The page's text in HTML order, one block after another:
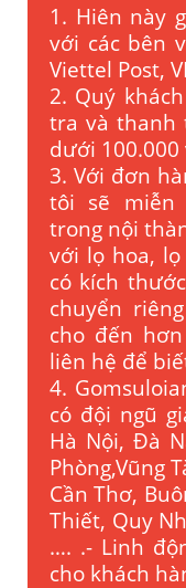
1. Hiên này
với các bên
Viettel Post,
2. Quý
tra và thanh
dưới 100.000
3. Với đơn
tôi sẽ miễn
trong nội
với lọ hoa,
có kích
chuyển
cho đến
liên hệ để
4.
có đội ngũ
Hà Nội, Đà
Phòng,Vũng
Cần Thơ,
Thiết, Quy
…. .- Linh
cho khách